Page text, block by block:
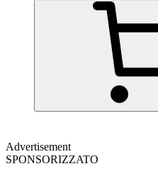
Advertisement
SPONSORIZZATO